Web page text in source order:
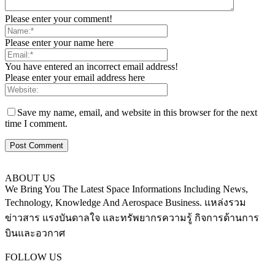
Please enter your comment!
Please enter your name here
You have entered an incorrect email address!
Please enter your email address here
Save my name, email, and website in this browser for the next
time I comment.
ABOUT US
We Bring You The Latest Space Informations Including News,
Technology, Knowledge And Aerospace Business. แหล่งรวม
ข่าวสาร แรงบันดาลใจ และทรัพยากรความรู้ กิจการด้านการ
บินและอวกาศ
FOLLOW US